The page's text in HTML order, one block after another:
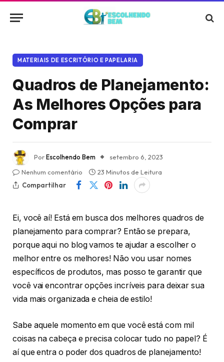
MATERIAIS DE ESCRITÓRIO E PAPELARIA
Quadros de Planejamento:
As Melhores Opções para
Comprar
PorEscolhendo Bem
setembro 6, 2023
Nenhum comentário
23 Minutos de Leitura
Compartilhar
Ei, você aí! Está em busca dos melhores quadros de
planejamento para comprar? Então se prepara,
porque aqui no blog vamos te ajudar a escolher o
melhor entre os melhores! Não vou usar nomes
específicos de produtos, mas posso te garantir que
você vai encontrar opções incríveis para deixar sua
vida mais organizada e cheia de estilo!
Sabe aquele momento em que você está com mil
coisas na cabeça e precisa colocar tudo no papel? É
aí que entra o poder dos quadros de planejamento!